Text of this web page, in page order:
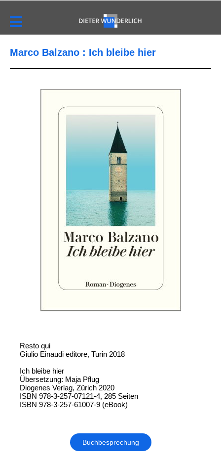
Marco Balzano : Ich bleibe hier
Resto qui
Giulio Einaudi editore, Turin 2018
Ich bleibe hier
Übersetzung: Maja Pflug
Diogenes Verlag, Zürich 2020
ISBN 978-3-257-07121-4, 285 Seiten
ISBN 978-3-257-61007-9 (eBook)
Buchbesprechung